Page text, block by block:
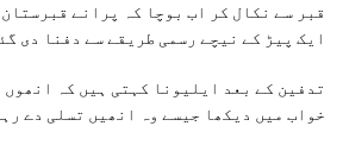
قبر سے نکال کر اب بوچا کہ پرانے
ایک پیڑ کے نیچے رسمی طریقے سے دفنا دی
تدفین کے بعد ایلیونا کہتی ہیں کہ انھوں
خواب میں دیکھا جیسے وہ انھیں تسلی دے